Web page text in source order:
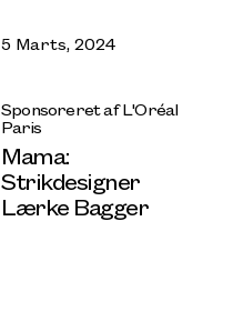
5 Marts, 2024
Sponsoreret af L'Oréal
Paris
Mama:
Strikdesigner
Lærke Bagger